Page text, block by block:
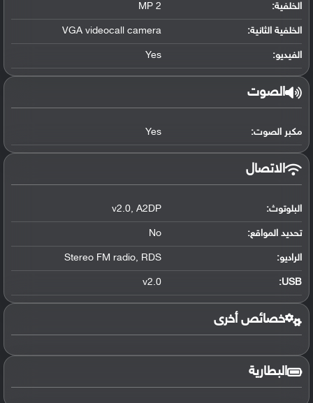
الخلفية: 2 MP
الخلفية الثانية: VGA videocall camera
الفيديو: Yes
الصوت
مكبر الصوت: Yes
الاتصال
البلوتوث:
v2.0, A2DP
تحديد المواقع:
No
الراديو: Stereo FM radio, RDS
USB
:
v2.0
خصائص أخرى
البطارية